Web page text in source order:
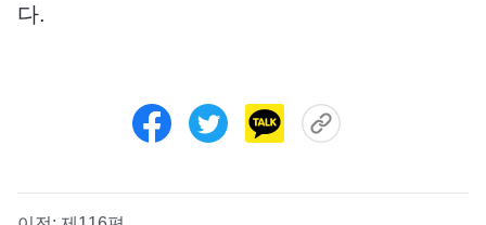
다.